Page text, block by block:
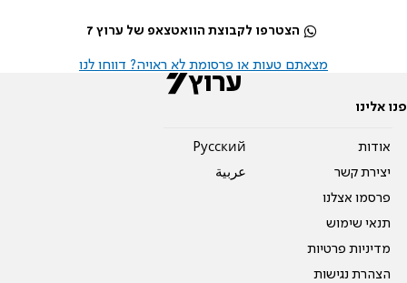
הצטרפו לקבוצת הוואטצאפ של ערוץ 7
מצאתם טעות או פרסומת לא ראויה? דווחו לנו
פנו אלינו
אודות
יצירת קשר
פרסמו אצלנו
תנאי שימוש
מדיניות פרטיות
הצהרת נגישות
Pусский
عربية